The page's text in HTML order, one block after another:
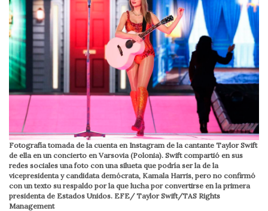
Fotografía tomada de la cuenta en Instagram de la cantante Taylor Swift
de ella en un concierto en Varsovia (Polonia). Swift compartió en sus
redes sociales una foto con una silueta que podría ser la de la
vicepresidenta y candidata demócrata, Kamala Harris, pero no confirmó
con un texto su respaldo por la que lucha por convertirse en la primera
presidenta de Estados Unidos. EFE/ Taylor Swift/TAS Rights
Management